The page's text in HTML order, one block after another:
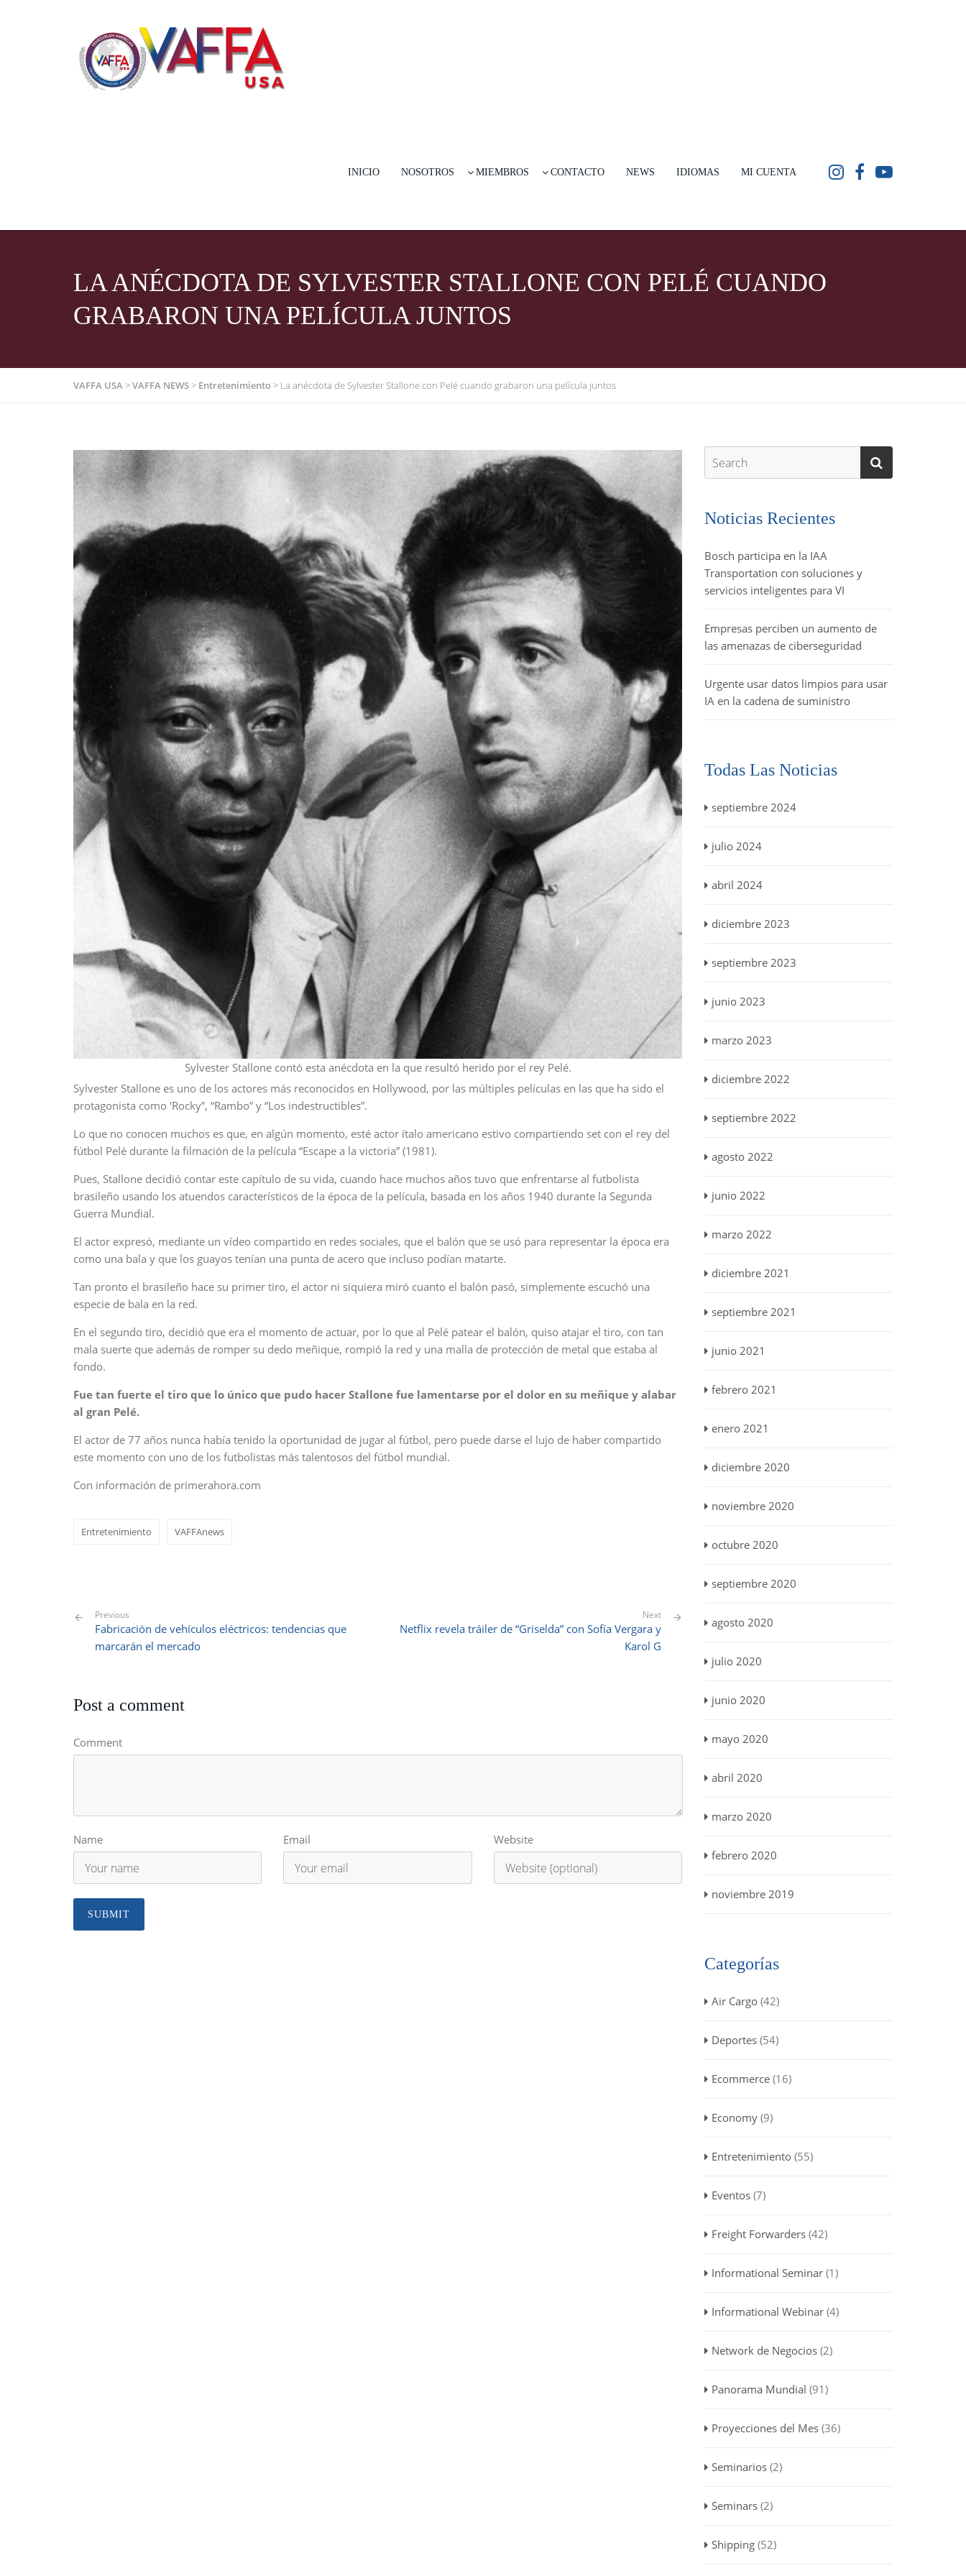
INICIO NOSOTROS MIEMBROS CONTACTO NEWS IDIOMAS MI CUENTA
LA ANÉCDOTA DE SYLVESTER STALLONE CON PELÉ CUANDO
GRABARON UNA PELÍCULA JUNTOS
VAFFA USA>VAFFA NEWS> Entretenimiento> La anécdota de Sylvester Stallone con Pelé cuando grabaron una película juntos
Sylvester Stallone contó esta anécdota en la que resultó herido por el rey Pelé.
Sylvester Stallone es uno de los actores más reconocidos en Hollywood, por las múltiples películas en las que ha sido el
protagonista como ‘Rocky”, “Rambo” y “Los indestructibles”.
Lo que no conocen muchos es que, en algún momento, esté actor ítalo americano estivo compartiendo set con el rey del
fútbol Pelé durante la filmación de la película “Escape a la victoria” (1981).
Pues, Stallone decidió contar este capítulo de su vida, cuando hace muchos años tuvo que enfrentarse al futbolista
brasileño usando los atuendos característicos de la época de la película, basada en los años 1940 durante la Segunda
Guerra Mundial.
El actor expresó, mediante un vídeo compartido en redes sociales, que el balón que se usó para representar la época era
como una bala y que los guayos tenían una punta de acero que incluso podían matarte.
Tan pronto el brasileño hace su primer tiro, el actor ni siquiera miró cuanto el balón pasó, simplemente escuchó una
especie de bala en la red.
En el segundo tiro, decidió que era el momento de actuar, por lo que al Pelé patear el balón, quiso atajar el tiro, con tan
mala suerte que además de romper su dedo meñique, rompió la red y una malla de protección de metal que estaba al
fondo.
Fue tan fuerte el tiro que lo único que pudo hacer Stallone fue lamentarse por el dolor en su meñique y alabar
al gran Pelé.
El actor de 77 años nunca había tenido la oportunidad de jugar al fútbol, pero puede darse el lujo de haber compartido
este momento con uno de los futbolistas más talentosos del fútbol mundial.
Con información de primerahora.com
Entretenimiento VAFFAnews
Previous
Fabricación de vehículos eléctricos: tendencias que
marcarán el mercado
Next
Netflix revela tráiler de “Griselda” con Sofía Vergara y
Karol G
Post a comment
Comment
Name Email Website
Noticias Recientes
Bosch participa en la IAA
Transportation con soluciones y
servicios inteligentes para VI
Empresas perciben un aumento de
las amenazas de ciberseguridad
Urgente usar datos limpios para usar
IA en la cadena de suministro
Todas Las Noticias
septiembre 2024
julio 2024
abril 2024
diciembre 2023
septiembre 2023
junio 2023
marzo 2023
diciembre 2022
septiembre 2022
agosto 2022
junio 2022
marzo 2022
diciembre 2021
septiembre 2021
junio 2021
febrero 2021
enero 2021
diciembre 2020
noviembre 2020
octubre 2020
septiembre 2020
agosto 2020
julio 2020
junio 2020
mayo 2020
abril 2020
marzo 2020
febrero 2020
noviembre 2019
Categorías
Air Cargo(42)
Deportes(54)
Ecommerce(16)
Economy(9)
Entretenimiento(55)
Eventos(7)
Freight Forwarders(42)
Informational Seminar(1)
Informational Webinar(4)
Network de Negocios(2)
Panorama Mundial (91)
Proyecciones del Mes(36)
Seminarios(2)
Seminars(2)
Shipping(52)